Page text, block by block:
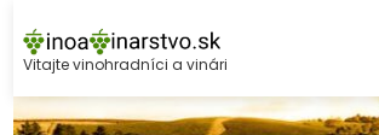
to
content
Vitajte vinohradníci a vinári